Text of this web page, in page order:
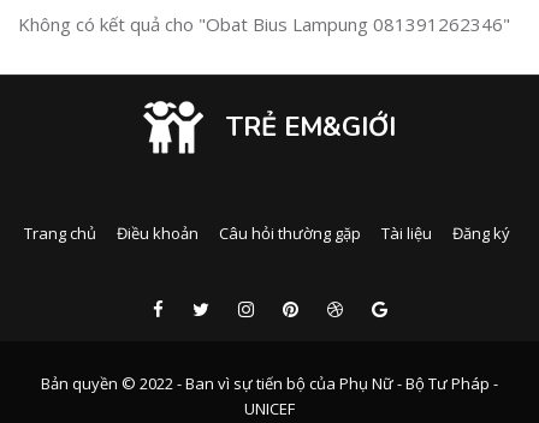
Không có kết quả cho "Obat Bius Lampung 081391262346"
TRẺ EM&GIỚI
Trang chủ Điều khoản Câu hỏi thường gặp Tài liệu Đăng ký
Bản quyền © 2022 - Ban vì sự tiến bộ của Phụ Nữ - Bộ Tư Pháp -
UNICEF